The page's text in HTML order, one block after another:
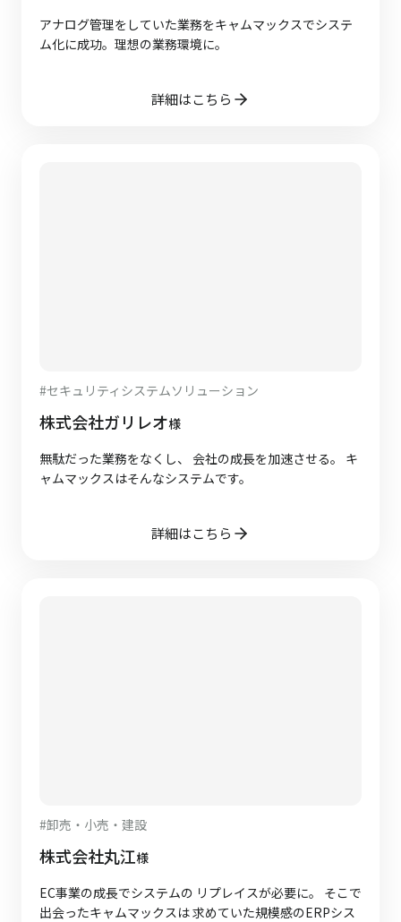
アナログ管理をしていた業務をキャムマックスでシステ
ム化に成功。理想の業務環境に。
詳細はこちら
#セキュリティシステムソリューション
株式会社ガリレオ様
無駄だった業務をなくし、 会社の成長を加速させる。 キ
ャムマックスはそんなシステムです。
詳細はこちら
#卸売・小売・建設
株式会社丸江様
EC事業の成長でシステムの リプレイスが必要に。 そこで
出会ったキャムマックスは 求めていた規模感のERPシス